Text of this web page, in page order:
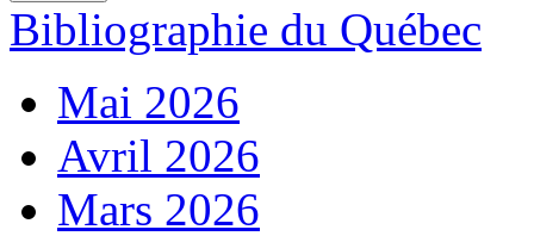
Bibliographie du Québec
Mai 2026
Avril 2026
Mars 2026